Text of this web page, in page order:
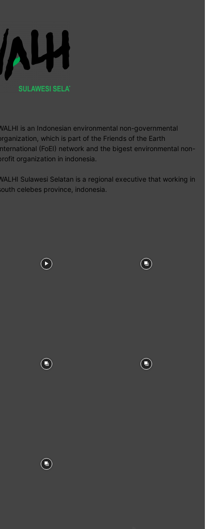
is an Indonesian environmental non-governmental
which is part of the Friends of the Earth
(FoEI) network and the bigest environmental non-
organization in indonesia.
Sulawesi Selatan is a regional executive that working in
celebes province, indonesia.